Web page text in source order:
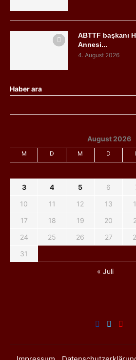
ABTTF başkanı
Annesi...
4. August 2026
Haber ara
August 2026
M D M D
3
4 5 6
10
11 12 13
17
18 19 20
24
25 26 27
31
« Juli